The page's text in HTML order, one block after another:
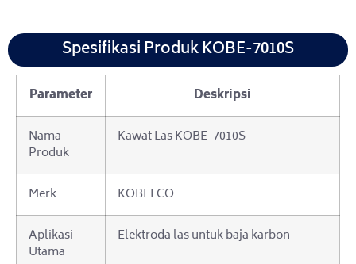
Spesifikasi Produk KOBE-7010S
Parameter Deskripsi
Nama
Produk
Kawat Las KOBE-7010S
Merk KOBELCO
Aplikasi
Utama
Elektroda las untuk baja karbon